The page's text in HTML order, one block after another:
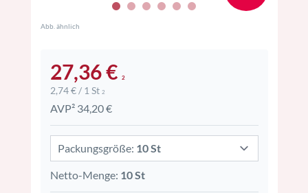
Abb. ähnlich
27,36 € 2
2,74 € / 1 St 2
AVP² 34,20 €
Packungsgröße: 10 St
Netto-Menge: 10 St